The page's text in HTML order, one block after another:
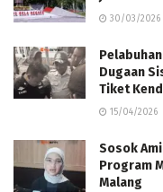
30/03/2026
Dugaan
Tiket
15/04/2026
Sosok
Program
Malang